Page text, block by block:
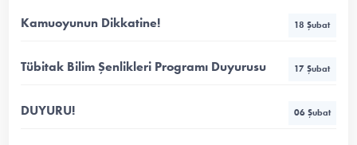
Kamuoyunun Dikkatine! 18 Şubat
Tübitak Bilim Şenlikleri Programı Duyurusu 17 Şubat
DUYURU! 06 Şubat